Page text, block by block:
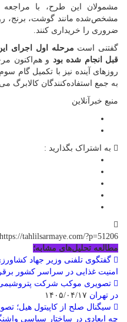
مشمولان این طرح، با مراجعه
مشخص‌شده مانند گوشت، برنج،
ضروری را خریداری کنند.
گفتنی است مرحله اول اجرای
قبل انجام شده بود و هم‌اکنون
روزهای آینده نیز با تکمیل گام
به جمع استفاده‌کنندگان کالابرگ
منبع خبرآنلاین
به اشتراک بگذارید :
https://tahlilsarmaye.com/?p=51206
مطالعه تحلیل‌های مشابه؛
امنیت غذایی در سراسر کشور
تصویری موکب شرکت پتروشیمی
در تهران
سیگنال صلح از کاپیتول هیل؛
چه ابعادی در ساختار سیاسی